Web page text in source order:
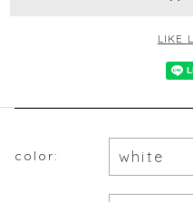
LIKE
color: